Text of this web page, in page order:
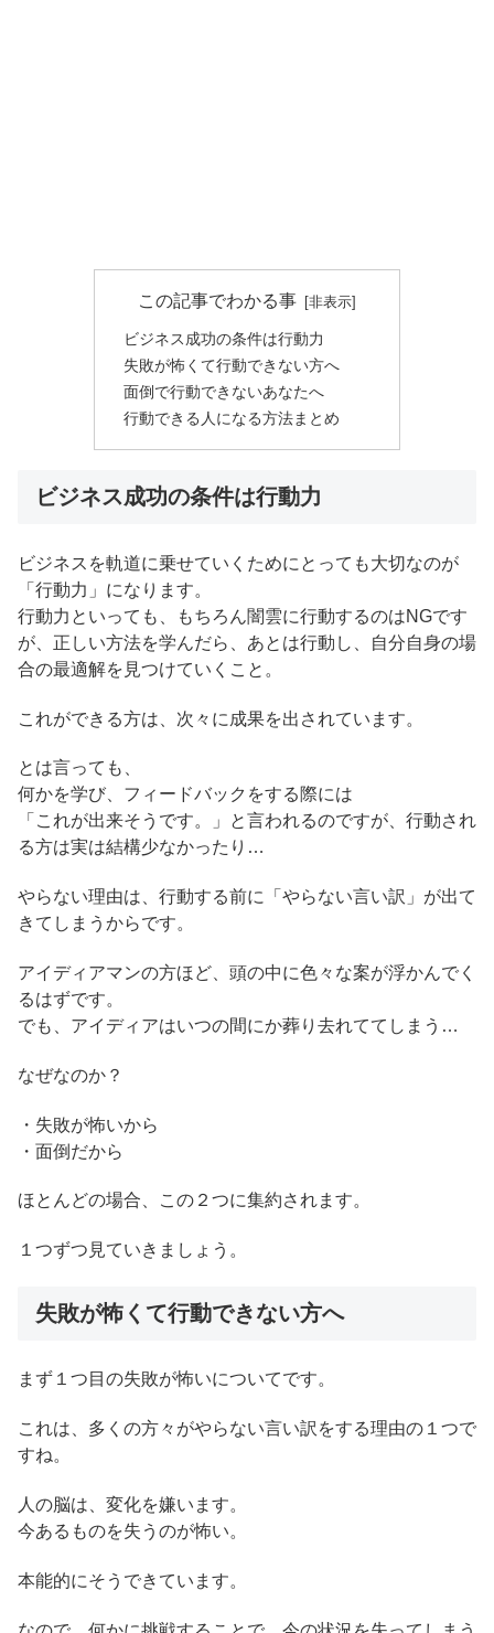
この記事でわかる事
ビジネス成功の条件は行動力
失敗が怖くて行動できない方へ
面倒で行動できないあなたへ
行動できる人になる方法まとめ
ビジネス成功の条件は行動力
ビジネスを軌道に乗せていくためにとっても大切なのが
「行動力」になります。
行動力といっても、もちろん闇雲に行動するのはNGです
が、正しい方法を学んだら、あとは行動し、自分自身の場
合の最適解を見つけていくこと。
これができる方は、次々に成果を出されています。
とは言っても、
何かを学び、フィードバックをする際には
「これが出来そうです。」と言われるのですが、行動され
る方は実は結構少なかったり…
やらない理由は、行動する前に「やらない言い訳」が出て
きてしまうからです。
アイディアマンの方ほど、頭の中に色々な案が浮かんでく
るはずです。
でも、アイディアはいつの間にか葬り去れててしまう…
なぜなのか？
・失敗が怖いから
・面倒だから
ほとんどの場合、この２つに集約されます。
１つずつ見ていきましょう。
失敗が怖くて行動できない方へ
まず１つ目の失敗が怖いについてです。
これは、多くの方々がやらない言い訳をする理由の１つで
すね。
人の脳は、変化を嫌います。
今あるものを失うのが怖い。
本能的にそうできています。